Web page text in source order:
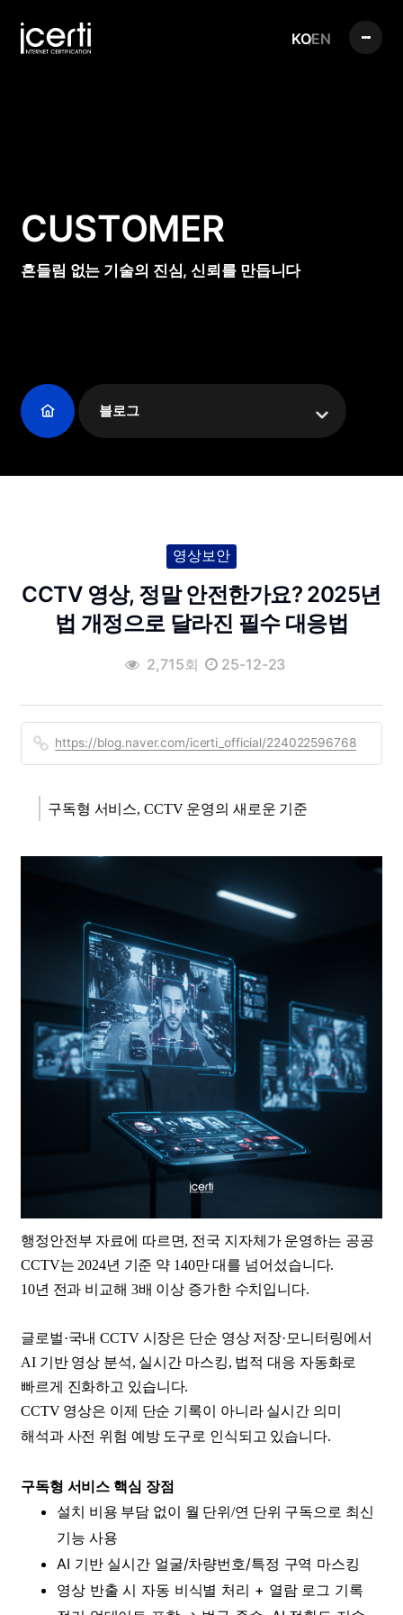
KOEN
CUSTOMER
흔들림 없는 기술의 진심, 신뢰를 만듭니다
블로그
영상보안
CCTV 영상, 정말 안전한가요? 2025년
법 개정으로 달라진 필수 대응법
2,715회 25-12-23
https://blog.naver.com/icerti_official/224022596768
구독형 서비스, CCTV 운영의 새로운 기준
행정안전부 자료에 따르면, 전국 지자체가 운영하는 공공
CCTV는 2024년 기준 약 140만 대를 넘어섰습니다.
10년 전과 비교해 3배 이상 증가한 수치입니다.
글로벌·국내 CCTV 시장은 단순 영상 저장·모니터링에서
AI 기반 영상 분석, 실시간 마스킹, 법적 대응 자동화로
빠르게 진화하고 있습니다.
​CCTV 영상은 이제 단순 기록이 아니라 실시간 의미
해석과 사전 위험 예방 도구로 인식되고 있습니다.
구독형 서비스 핵심 장점
설치 비용 부담 없이 월 단위/연 단위 구독으로 최신
기능 사용
AI 기반 실시간 얼굴/차량번호/특정 구역 마스킹
영상 반출 시 자동 비식별 처리 + 열람 로그 기록